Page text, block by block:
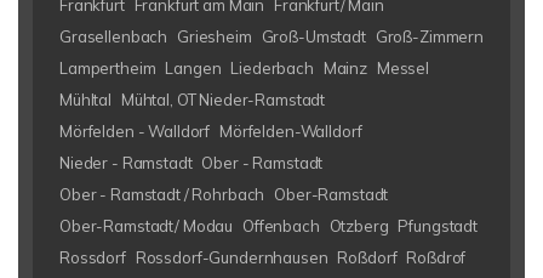
Frankfurt Frankfurt am Main
Frankfurt/ Main
Grasellenbach
Griesheim Groß-Umstadt Groß-Zimmern
Lampertheim Langen Liederbach Mainz Messel
Mühltal
Mühtal, OT Nieder-Ramstadt
Mörfelden - Walldorf Mörfelden-Walldorf
Nieder - Ramstadt Ober - Ramstadt
Ober - Ramstadt / Rohrbach
Ober-Ramstadt
Ober-Ramstadt/ Modau
Offenbach Otzberg Pfungstadt
Rossdorf Rossdorf-Gundernhausen Roßdorf Roßdrof